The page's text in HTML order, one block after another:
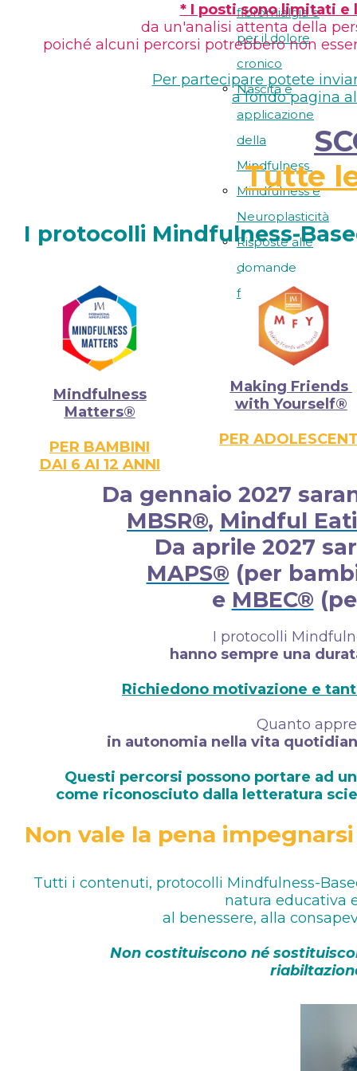
fibromialgia e
per il dolore
cronico
Nascita e
applicazione
della
Mindfulness
Mindfulness e
Neuroplasticità
Risposte alle
domande
frequenti
* I posti sono limitati e
da un'analisi attenta della
poiché alcuni percorsi potrebbero non
Per partecipare potete
a fondo pagina
Tutte
I protocolli Mindfulness-
Making Friends
with Yourself®
PER
Mindfulness
Matters®
PER BAMBINI
DAI 6 AI 12 ANNI
Da gennaio 2027
MBSR®, Mindful
Da aprile 2027
MAPS® (per
e MBEC®
I protocolli
hanno sempre una
Richiedono motivazione e
Quanto
in autonomia nella vita
Questi percorsi possono portare ad
come riconosciuto dalla letteratura
Non vale la pena
Tutti i contenuti, protocolli Mindfulness-
natura educativa
al benessere, alla
Non costituiscono né